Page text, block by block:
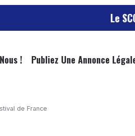
Le SCO se
! Publiez Une Annonce
de France